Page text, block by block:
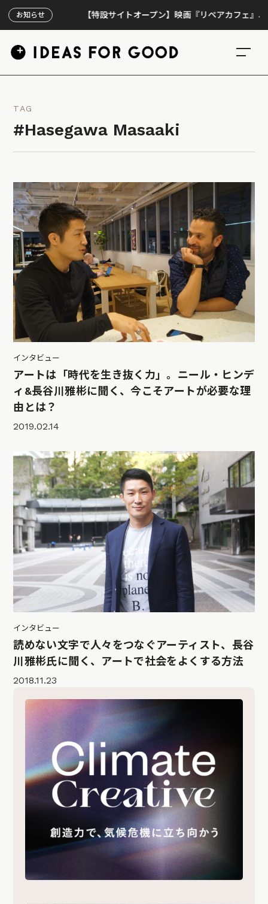
お知らせ 【特設サイトオープン】映画『リペアカフェ』、上映
TAG
#Hasegawa Masaaki
インタビュー
アートは「時代を生き抜く力」。ニール・ヒンデ
ィ&長谷川雅彬に聞く、今こそアートが必要な理
由とは？
2019.02.14
インタビュー
読めない文字で人々をつなぐアーティスト、長谷
川雅彬氏に聞く、アートで社会をよくする方法
2018.11.23